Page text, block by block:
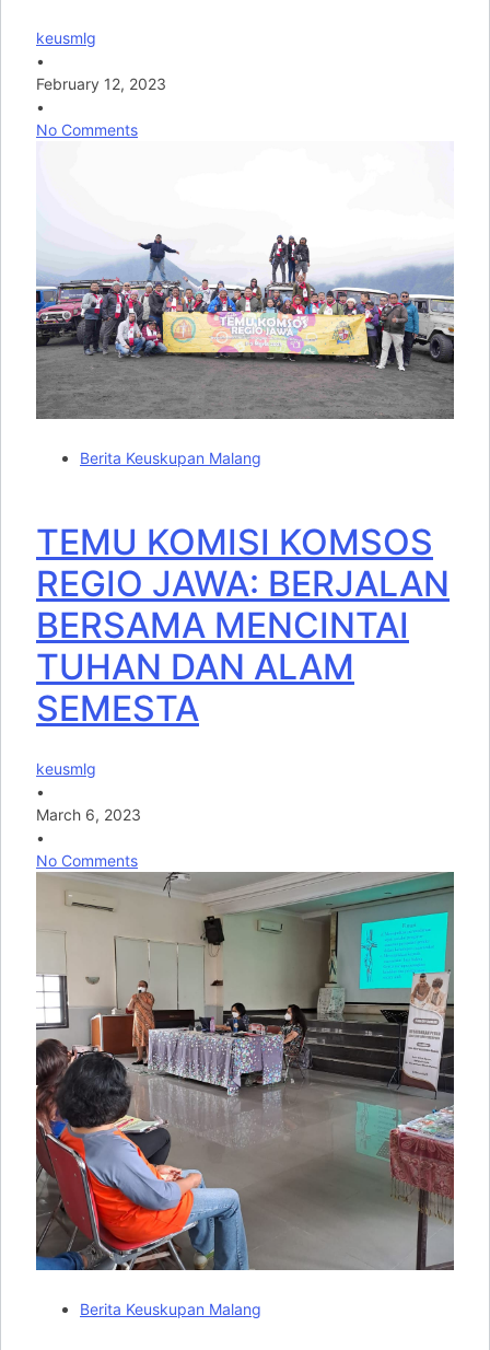
keusmlg
•
February 12, 2023
•
No Comments
Berita Keuskupan Malang
TEMU KOMISI KOMSOS
REGIO JAWA: BERJALAN
BERSAMA MENCINTAI
TUHAN DAN ALAM
SEMESTA
keusmlg
•
March 6, 2023
•
No Comments
Berita Keuskupan Malang